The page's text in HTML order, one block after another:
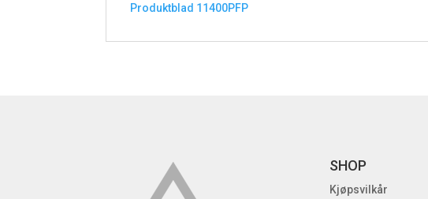
Produktblad 11400PFP
SHOP
Kjøpsvilkår